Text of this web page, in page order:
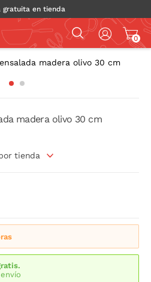
gratuita en tienda
0
madera olivo 30 cm
tienda